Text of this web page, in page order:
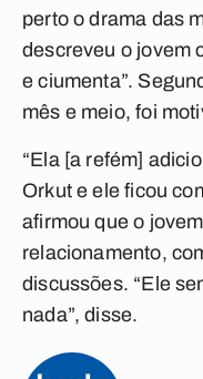
perto o drama das
descreveu o jovem
e ciumenta”.
mês e meio, foi
“Ela [a refém]
Orkut e ele ficou
afirmou que o
relacionamento,
discussões. “Ele
nada”, disse.